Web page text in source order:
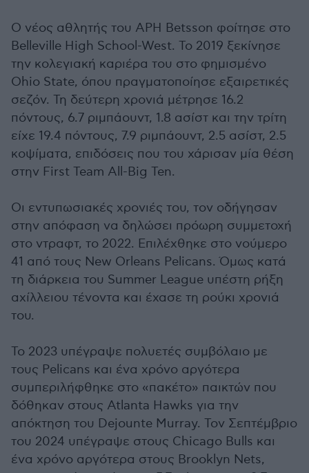
Ο νέος αθλητής του ΑΡΗ Betsson φοίτησε στο
Belleville High School-West. Το 2019 ξεκίνησε
την κολεγιακή καριέρα του στο φημισμένο
Ohio State, όπου πραγματοποίησε εξαιρετικές
σεζόν. Τη δεύτερη χρονιά μέτρησε 16.2
πόντους, 6.7 ριμπάουντ, 1.8 ασίστ και την τρίτη
είχε 19.4 πόντους, 7.9 ριμπάουντ, 2.5 ασίστ, 2.5
κοψίματα, επιδόσεις που του χάρισαν μία θέση
στην First Team All-Big Ten.
Οι εντυπωσιακές χρονιές του, τον οδήγησαν
στην απόφαση να δηλώσει πρόωρη συμμετοχή
στο ντραφτ, το 2022. Επιλέχθηκε στο νούμερο
41 από τους New Orleans Pelicans. Όμως κατά
τη διάρκεια του Summer League υπέστη ρήξη
αχίλλειου τένοντα και έχασε τη ρούκι χρονιά
του.
Το 2023 υπέγραψε πολυετές συμβόλαιο με
τους Pelicans και ένα χρόνο αργότερα
συμπεριλήφθηκε στο «πακέτο» παικτών που
δόθηκαν στους Atlanta Hawks για την
απόκτηση του Dejounte Murray. Τον Σεπτέμβριο
του 2024 υπέγραψε στους Chicago Bulls και
ένα χρόνο αργότερα στους Brooklyn Nets,